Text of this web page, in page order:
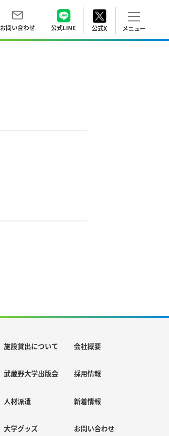
お問い合わせ 公式LINE 公式X
施設貸出について
武蔵野大学出版会
人材派遣
大学グッズ
会社概要
採用情報
新着情報
お問い合わせ